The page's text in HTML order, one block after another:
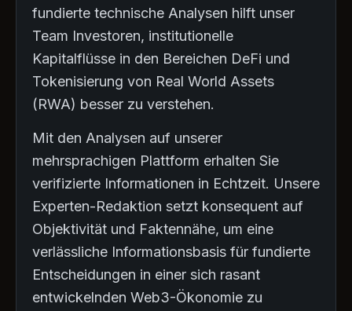
fundierte technische Analysen hilft unser
Team Investoren, institutionelle
Kapitalflüsse in den Bereichen DeFi und
Tokenisierung von Real World Assets
(RWA) besser zu verstehen.
Mit den Analysen auf unserer
mehrsprachigen Plattform erhalten Sie
verifizierte Informationen in Echtzeit. Unsere
Experten-Redaktion setzt konsequent auf
Objektivität und Faktennähe, um eine
verlässliche Informationsbasis für fundierte
Entscheidungen in einer sich rasant
entwickelnden Web3-Ökonomie zu